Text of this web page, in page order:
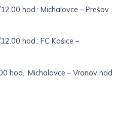
hod.: Michalovce – Prešov
hod.: FC Košice –
hod.: Michalovce – Vranov nad